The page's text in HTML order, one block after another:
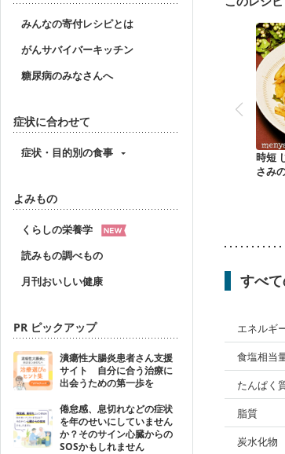
みんなの寄付レシピとは
がんサバイバーキッチン
糖尿病のみなさんへ
症状に合わせて
症状・目的別の食事
よみもの
くらしの栄養学
読みもの調べもの
月刊おいしい健康
PR ピックアップ
潰瘍性大腸炎患者さん支援
サイト 自分に合う治療に
出会うための第一歩を
倦怠感、息切れなどの症状
を年のせいにしていません
か？そのサイン心臓からの
SOSかもしれません
産後（ミ
時短
さみ
すべ
エネルギ
食塩相当
たんぱく
脂質
炭水化物